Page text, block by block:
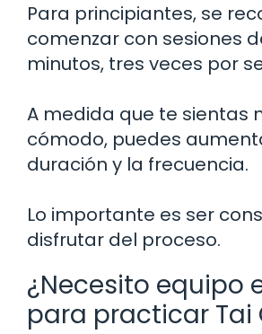
Para principiantes, se
comenzar con sesiones
minutos, tres veces por
A medida que te sientas
cómodo, puedes
duración y la frecuencia.
Lo importante es ser
disfrutar del proceso.
¿Necesito equipo
para practicar Tai